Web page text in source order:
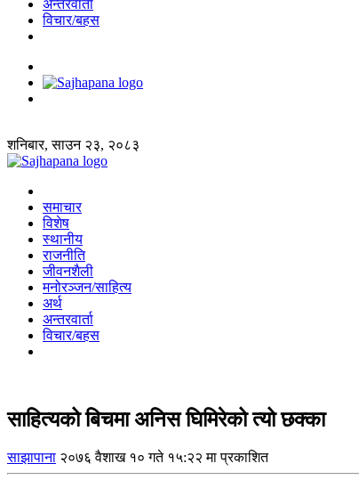
अन्तरवार्ता
विचार/बहस
शनिबार, साउन २३, २०८३
समाचार
विशेष
स्थानीय
राजनीति
जीवनशैली
मनोरञ्जन/साहित्य
अर्थ
अन्तरवार्ता
विचार/बहस
साहित्यको बिचमा अनिस घिमिरेको त्यो छक्का
साझापाना २०७६ वैशाख १० गते १५:२२ मा प्रकाशित